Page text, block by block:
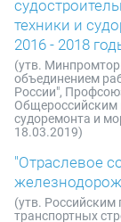
техники и
2016 - 2018
(утв.
объединением
России",
Общероссийским
судоремонта и
18.03.2019)
"Отраслевое
(утв.
транспортных